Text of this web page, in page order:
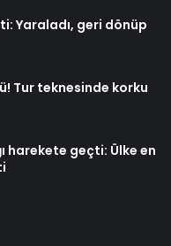
Yaraladı, geri dönüp
Tur teknesinde korku
harekete geçti: Ülke en